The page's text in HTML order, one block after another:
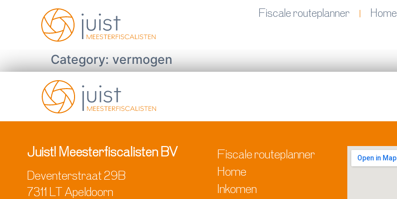
Fiscale routeplanner Home
Category: vermogen
Juist! Meesterfiscalisten BV
Deventerstraat 29B
7311 LT Apeldoorn
Fiscale routeplanner
Home
Inkomen